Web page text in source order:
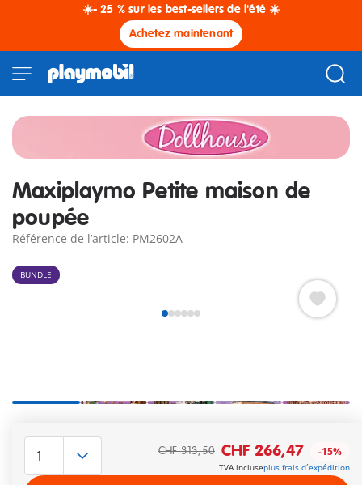
☀️- 25 % sur les best-sellers de l'été ☀️
Achetez maintenant
Maxiplaymo Petite maison de
poupée
Référence de l’article: PM2602A
BUNDLE
Le délai de livraison est actuellement de 3 à 6 jours
ouvrable
Livraison gratuite à partir de CHF 99
CHF 313,50 CHF 266,47 -15%
TVA incluseplus frais d´expédition